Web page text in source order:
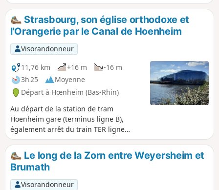
Strasbourg, son église orthodoxe et
l'Orangerie par le Canal de Hoenheim
Visorandonneur
11,76 km
+16 m
-16 m
3h 25
Moyenne
Départ à Hœnheim (Bas-Rhin)
Au départ de la station de tram
Hoenheim gare (terminus ligne B),
également arrêt du train TER ligne
Strasbourg Lauterbourg et arrêt de
plusieurs lignes de bus, une belle
balade sans difficultés jusqu'à
Strasbourg, l'église orthodoxe russe et
le Parc de l'Orangerie.
Le long de la Zorn entre Weyersheim et
Brumath
Visorandonneur